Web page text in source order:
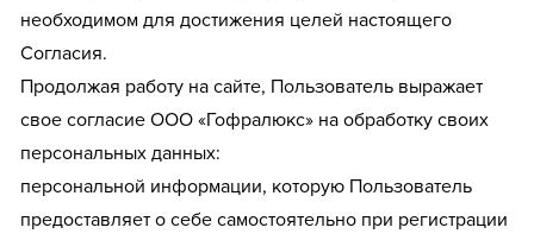
необходимом для достижения целей настоящего
Согласия.
Продолжая работу на сайте, Пользователь выражает
свое согласие ООО «Гофралюкс» на обработку своих
персональных данных:
персональной информации, которую Пользователь
предоставляет о себе самостоятельно при регистрации